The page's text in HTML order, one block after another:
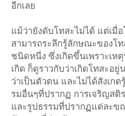
อีกเลย
แม้ว่ายังดับโทสะไม่ได้ แต่เมื่
สามารถระลึกรู้ลักษณะของโ
ชนิดหนึ่ง ซึ่งเกิดขึ้นเพราะเห
เกิด ก็ดูราวกับว่าเกิดโทสะอ
ว่าเป็นตัวตน และไม่ได้สังเก
รมอื่นๆที่ปรากฏ การเจริญสติ
และรูปธรรมที่ปรากฏแต่ละข